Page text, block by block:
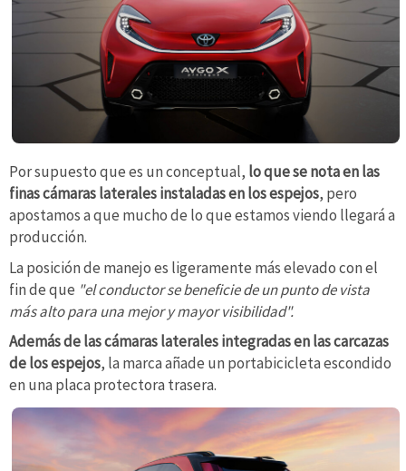
Por supuesto que es un conceptual, lo que se nota en las
finas cámaras laterales instaladas en los espejos, pero
apostamos a que mucho de lo que estamos viendo llegará a
producción.
La posición de manejo es ligeramente más elevado con el
fin de que "el conductor se beneficie de un punto de vista
más alto para una mejor y mayor visibilidad".
Además de las cámaras laterales integradas en las carcazas
de los espejos, la marca añade un portabicicleta escondido
en una placa protectora trasera.